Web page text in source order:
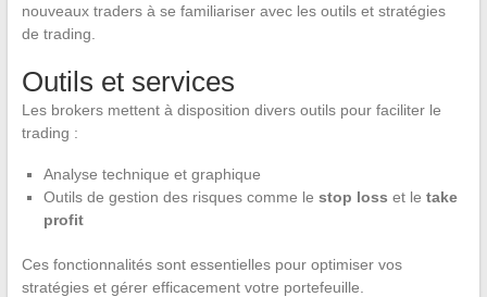
nouveaux traders à se familiariser avec les outils et stratégies
de trading.
Outils et services
Les brokers mettent à disposition divers outils pour faciliter le
trading :
Analyse technique et graphique
Outils de gestion des risques comme le stop loss et le take
profit
Ces fonctionnalités sont essentielles pour optimiser vos
stratégies et gérer efficacement votre portefeuille.